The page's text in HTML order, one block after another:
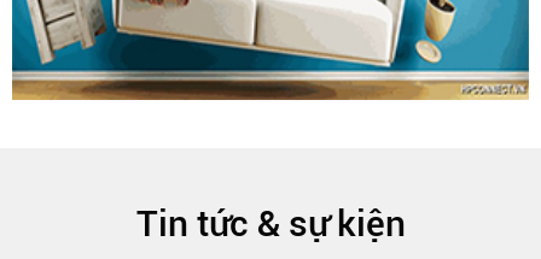
Tin tức & sự kiện